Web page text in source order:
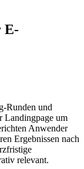
E-
Runden und
Landingpage um
Anwender
Ergebnissen nach
relevant.